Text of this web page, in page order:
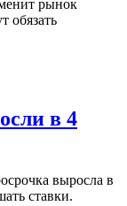
рынок
обязать
в 4
выросла в
ставки.